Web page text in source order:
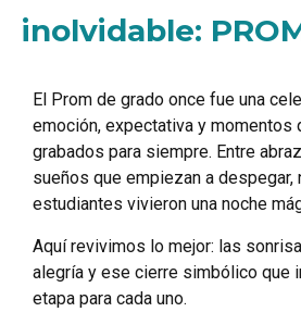
inolvidable:
El Prom de grado once fue una
emoción, expectativa y momentos
grabados para siempre. Entre
sueños que empiezan a despegar,
estudiantes vivieron una noche
Aquí revivimos lo mejor: las
alegría y ese cierre simbólico que
etapa para cada uno.